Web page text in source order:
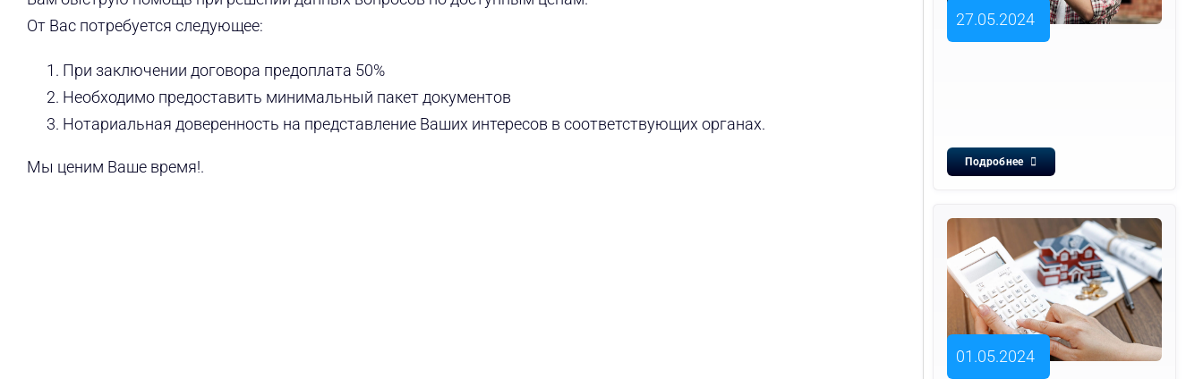
От Вас потребуется следующее:
При заключении договора предоплата 50%
Необходимо предоставить минимальный пакет документов
Нотариальная доверенность на представление Ваших интересов в соответствующих органах.
Мы ценим Ваше время!.
27.05.2024
Подробнее
01.05.2024